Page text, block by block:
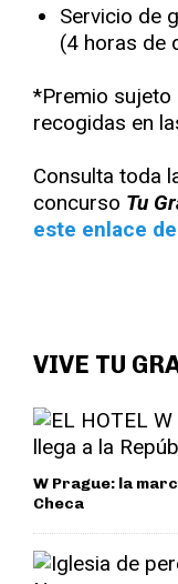
Servicio de
(4 horas de
*Premio sujeto
recogidas en
Consulta toda
concurso Tu
este enlace
VIVE TU
W Prague: la
Checa